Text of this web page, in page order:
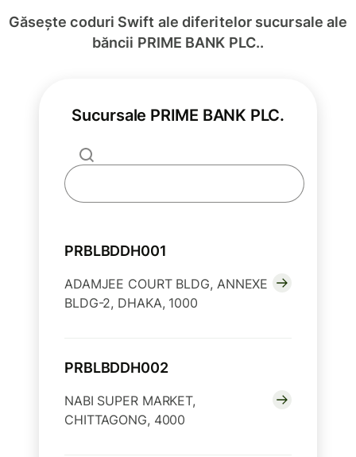
Găsește coduri Swift ale diferitelor sucursale ale
băncii PRIME BANK PLC..
Sucursale PRIME BANK PLC.
PRBLBDDH001
ADAMJEE COURT BLDG, ANNEXE
BLDG-2, DHAKA, 1000
PRBLBDDH002
NABI SUPER MARKET,
CHITTAGONG, 4000